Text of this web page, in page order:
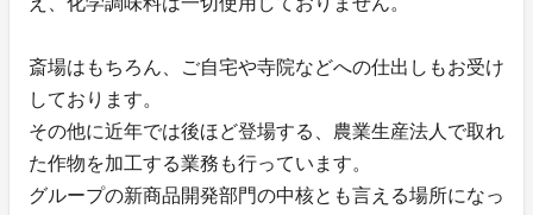
斎場はもちろん、ご自宅や寺院などへの仕出しもお受け
しております。
その他に近年では後ほど登場する、農業生産法人で取れ
た作物を加工する業務も行っています。
グループの新商品開発部門の中核とも言える場所になっ